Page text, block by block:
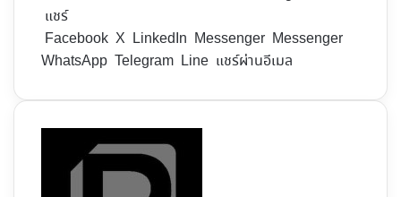
แชร์
Facebook X LinkedIn Messenger Messenger
WhatsApp Telegram Line แชร์ผ่านอีเมล